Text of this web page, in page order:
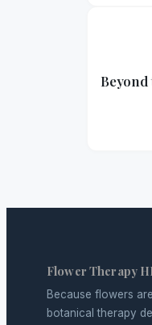
Beyond
Flower Therapy
Because flowers
botanical therapy